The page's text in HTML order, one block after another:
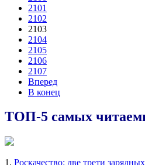
2101
2102
2103
2104
2105
2106
2107
Вперед
В конец
ТОП-5 самых
1. Роскачество: две трети